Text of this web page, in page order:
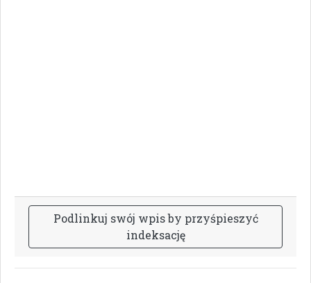
Podlinkuj swój wpisby przyśpieszyć
indeksację